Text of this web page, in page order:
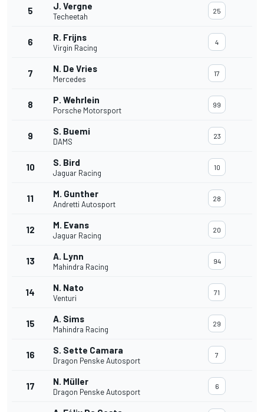
5 J. Vergne
Techeetah
25
6 R. Frijns
Virgin Racing
4
7 N. De Vries
Mercedes
17
8 P. Wehrlein
Porsche Motorsport
99
9 S. Buemi
DAMS
23
10 S. Bird
Jaguar Racing
10
11 M. Gunther
Andretti Autosport
28
12 M. Evans
Jaguar Racing
20
13 A. Lynn
Mahindra Racing
94
14 N. Nato
Venturi
71
15 A. Sims
Mahindra Racing
29
16 S. Sette Camara
Dragon Penske Autosport
7
17 N. Müller
Dragon Penske Autosport
6